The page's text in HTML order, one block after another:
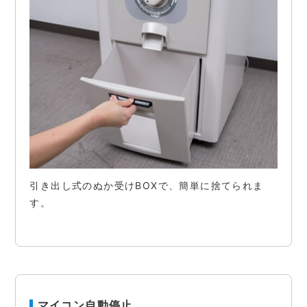
引き出し式のぬか受けBOXで、簡単に捨てられま
す。